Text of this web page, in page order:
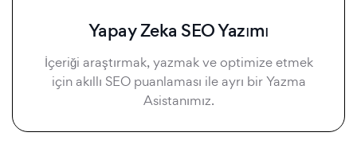
Yapay Zeka SEO Yazımı
İçeriği araştırmak, yazmak ve optimize etmek
için akıllı SEO puanlaması ile ayrı bir Yazma
Asistanımız.